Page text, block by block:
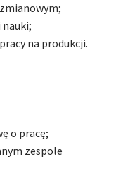
na produkcji.
o pracę;
zespole